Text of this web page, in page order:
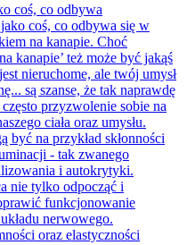
coś, co odbywa